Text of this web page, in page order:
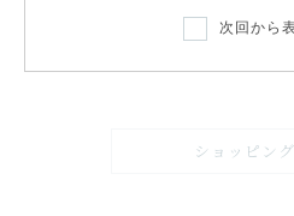
サイズ直し
ショッピン
次回から